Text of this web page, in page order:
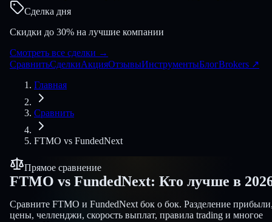
Сделка дня
Скидки до 30% на лучшие компании
Смотреть все сделки →
СравнитьСделкиАкцияОтзывыИнструментыБлогBrokers ↗
Главная
Сравнить
FTMO vs FundedNext
Прямое сравнение
FTMO vs FundedNext: Кто лучше в
Сравните FTMO и FundedNext бок о бок. Разделение
цены, челленджи, скорость выплат, правила trading и многое